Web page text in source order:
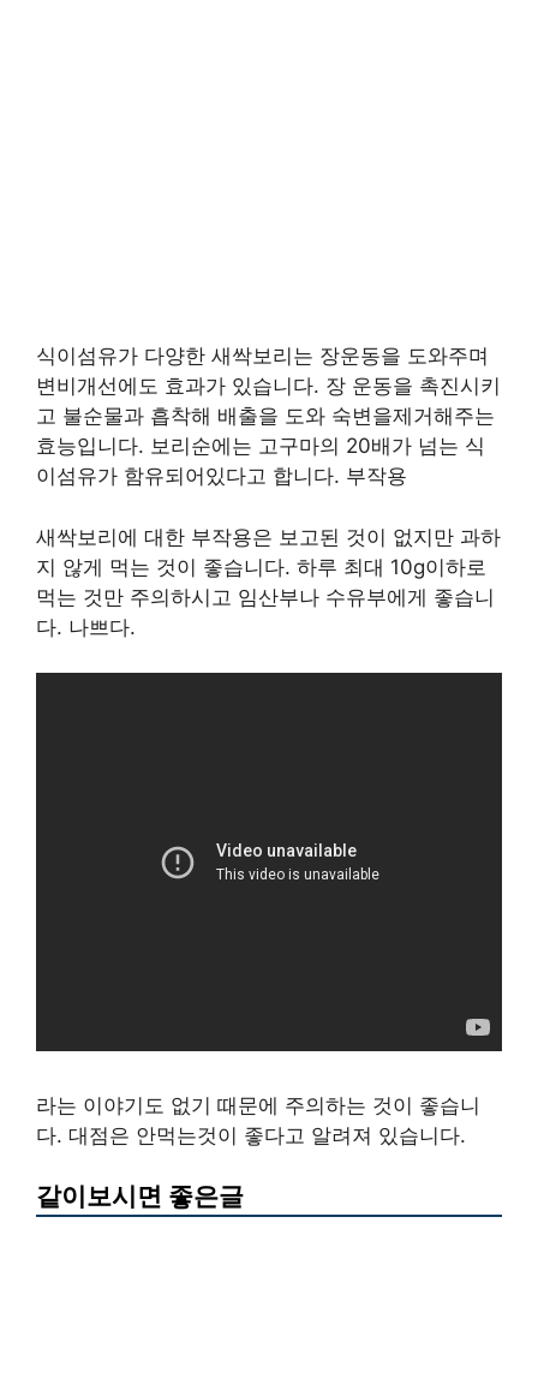
식이섬유가 다양한 새싹보리는 장운동을 도와주며
변비개선에도 효과가 있습니다. 장 운동을 촉진시키
고 불순물과 흡착해 배출을 도와 숙변을제거해주는
효능입니다. 보리순에는 고구마의 20배가 넘는 식
이섬유가 함유되어있다고 합니다. 부작용
새싹보리에 대한 부작용은 보고된 것이 없지만 과하
지 않게 먹는 것이 좋습니다. 하루 최대 10g이하로
먹는 것만 주의하시고 임산부나 수유부에게 좋습니
다. 나쁘다.
라는 이야기도 없기 때문에 주의하는 것이 좋습니
다. 대점은 안먹는것이 좋다고 알려져 있습니다.
같이보시면 좋은글